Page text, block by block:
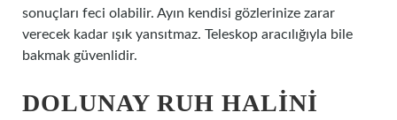
sonuçları feci olabilir. Ayın kendisi gözlerinize zarar
verecek kadar ışık yansıtmaz. Teleskop aracılığıyla bile
bakmak güvenlidir.
DOLUNAY RUH HALINI